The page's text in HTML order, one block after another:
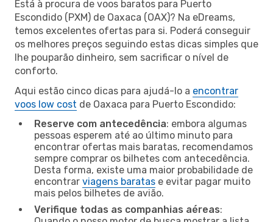
Está à procura de voos baratos para Puerto
Escondido (PXM) de Oaxaca (OAX)? Na eDreams,
temos excelentes ofertas para si. Poderá conseguir
os melhores preços seguindo estas dicas simples que
lhe pouparão dinheiro, sem sacrificar o nível de
conforto.
Aqui estão cinco dicas para ajudá-lo a encontrar
voos low cost de Oaxaca para Puerto Escondido:
Reserve com antecedência: embora algumas
pessoas esperem até ao último minuto para
encontrar ofertas mais baratas, recomendamos
sempre comprar os bilhetes com antecedência.
Desta forma, existe uma maior probabilidade de
encontrar viagens baratas e evitar pagar muito
mais pelos bilhetes de avião.
Verifique todas as companhias aéreas: